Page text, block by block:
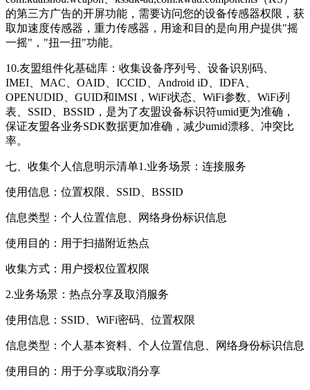
的第三方广告的开屏功能，需要访问您的设备传感器权限，获
取加速度传感器，重力传感器，用途和目的是向用户提供"摇
一摇"，"扭一扭"功能。
10.友盟组件化基础库：收集设备序列号、设备识别码、
IMEI、MAC、OAID、ICCID、Android iD、IDFA、
OPENUDID、GUID和IMSI，WiFi状态、WiFi参数、WiFi列
表、SSID、BSSID，是为了友盟设备标识符umid更为准确，
保证友盟各业务SDK数据更加准确，减少umid漂移、冲突比
率。
七、收集个人信息明示清单1.业务场景：连接服务
使用信息：位置权限、SSID、BSSID
信息类型：个人位置信息、网络身份标识信息
使用目的：用于扫描附近热点
收集方式：用户授权位置权限
2.业务场景：热点分享及取消服务
使用信息：SSID、WiFi密码、位置权限
信息类型：个人基本资料、个人位置信息、网络身份标识信息
使用目的：用于分享或取消分享